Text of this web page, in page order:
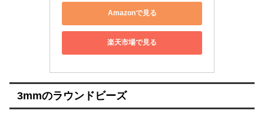
Amazonで見る
楽天市場で見る
3mmのラウンドビーズ